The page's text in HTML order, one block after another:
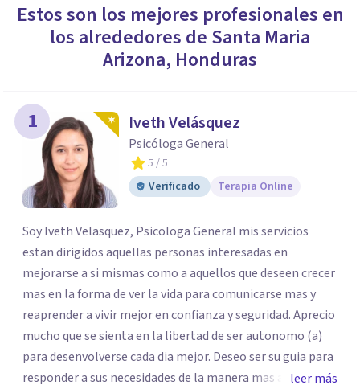
Estos son los mejores profesionales en
los alrededores de Santa Maria
Arizona, Honduras
1 Iveth Velásquez
Psicóloga General
5 / 5
Verificado
Terapia Online
Soy Iveth Velasquez, Psicologa General mis servicios
estan dirigidos aquellas personas interesadas en
mejorarse a si mismas como a aquellos que deseen crecer
mas en la forma de ver la vida para comunicarse mas y
reaprender a vivir mejor en confianza y seguridad. Aprecio
mucho que se sienta en la libertad de ser autonomo (a)
para desenvolverse cada dia mejor. Deseo ser su guia para
responder a sus necesidades de la manera mas autentica
leer más